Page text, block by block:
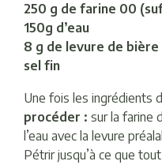
250 g de farine 00
150g d’eau
8 g de levure de bière
sel fin
Une fois les ingrédients
procéder : sur la farine
l’eau avec la levure
Pétrir jusqu’à ce que